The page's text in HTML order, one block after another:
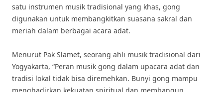
satu instrumen musik tradisional yang khas, gong
digunakan untuk membangkitkan suasana sakral dan
meriah dalam berbagai acara adat.
Menurut Pak Slamet, seorang ahli musik tradisional dari
Yogyakarta, “Peran musik gong dalam upacara adat dan
tradisi lokal tidak bisa diremehkan. Bunyi gong mampu